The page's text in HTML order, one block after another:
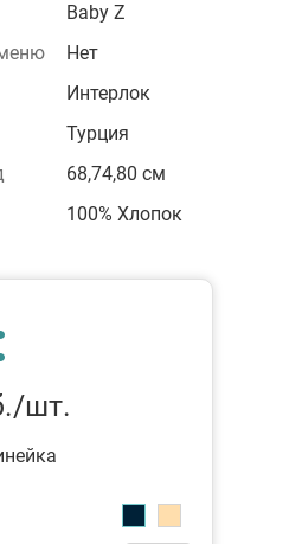
Baby Z
Нет
Интерлок
Турция
68,74,80 см
100% Хлопок
шт.